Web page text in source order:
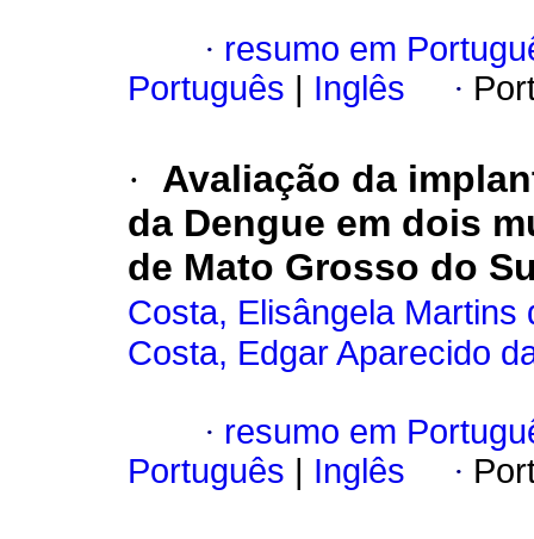
· resumo em
Português
Inglês ·
·
Avaliação da
da Dengue em dois
de Mato Grosso do
Costa, Elisângela Martins
Costa, Edgar Aparecido
· resumo em
Português
Inglês ·